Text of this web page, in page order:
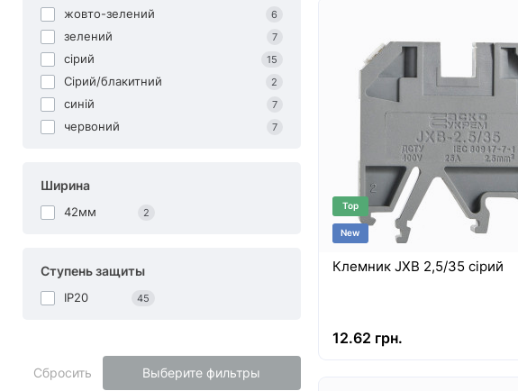
жовто-зелений 6
зелений 7
сірий 15
Сірий/блакитний 2
синій 7
червоний 7
Ширина
42мм 2
Ступень защиты
IP20 45
Сбросить Выберите фильтры
Top
New
Клемник JXB 2,5/35 сірий
12.62 грн.